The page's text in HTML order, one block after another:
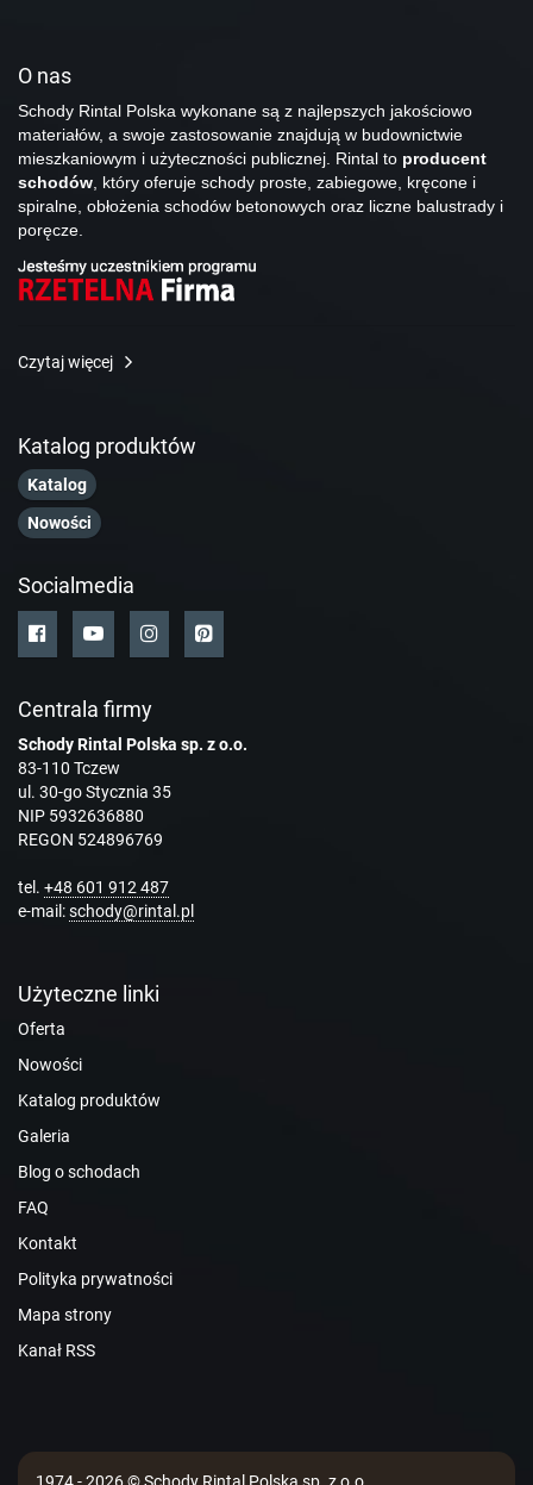
O nas
Schody Rintal Polska wykonane są z najlepszych jakościowo
materiałów, a swoje zastosowanie znajdują w budownictwie
mieszkaniowym i użyteczności publicznej. Rintal to producent
schodów , który oferuje schody proste, zabiegowe, kręcone i
spiralne, obłożenia schodów betonowych oraz liczne balustrady i
poręcze.
Czytaj więcej
Katalog produktów
Katalog
Nowości
Socialmedia
Centrala firmy
Schody Rintal Polska sp. z o.o.
83-110 Tczew
ul. 30-go Stycznia 35
NIP 5932636880
REGON 524896769
tel. +48 601 912 487
e-mail:schody@rintal.pl
Użyteczne linki
Oferta
Nowości
Katalog produktów
Galeria
Blog o schodach
FAQ
Kontakt
Polityka prywatności
Mapa strony
Kanał RSS
1974 - 2026 © Schody Rintal Polska sp. z o.o.